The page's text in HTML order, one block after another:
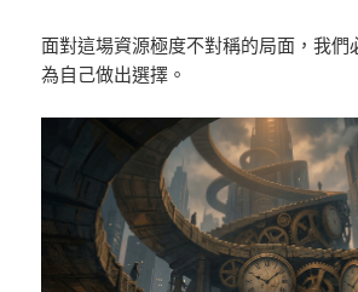
面對這場資源極度不對稱的局面，我們
為自己做出選擇。